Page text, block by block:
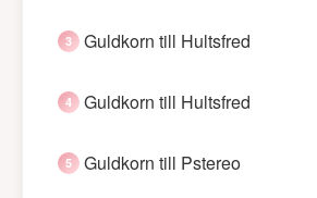
Guldkorn till Hultsfred
Guldkorn till Hultsfred
Guldkorn till Pstereo